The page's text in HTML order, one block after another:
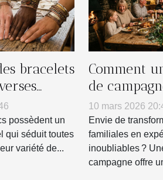
bracelets
possèdent un
qui séduit toutes
variété de...
Comment
de
transformer
réunions
10 mars 2026
Envie de
familiales en
inoubliables ?
campagne offre